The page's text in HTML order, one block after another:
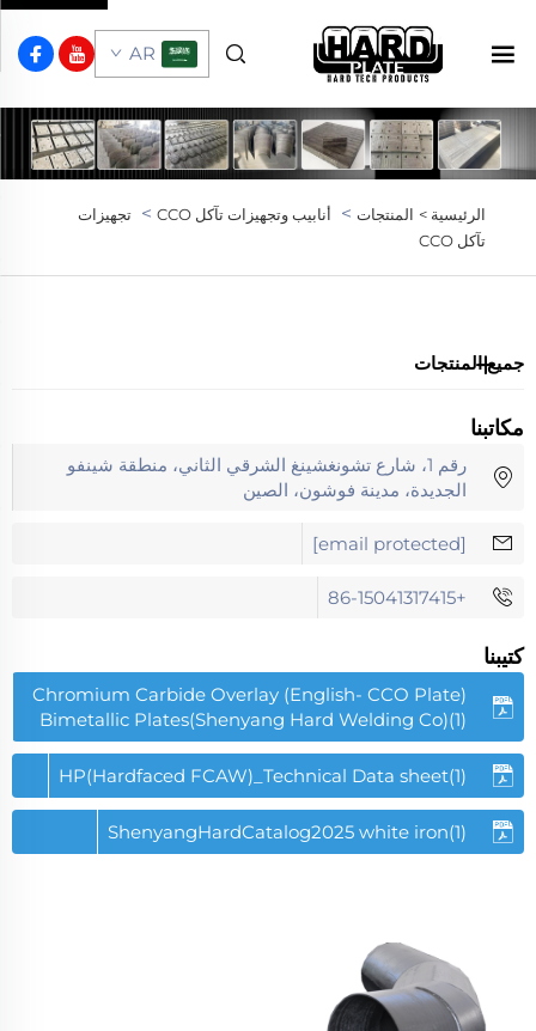
AR
الرئيسية > المنتجات> أنابيب وتجهيزات تآكل CCO > تجهيزات
تآكل CCO
جميع المنتجات
مكاتبنا
رقم 1، شارع تشونغشينغ الشرقي الثاني، منطقة شينفو
الجديدة، مدينة فوشون، الصين
[email protected]
+86-15041317415
كتيبنا
(English- CCO Plate) Chromium Carbide Overlay
Bimetallic Plates(Shenyang Hard Welding Co)(1)
HP(Hardfaced FCAW)_Technical Data sheet(1)
ShenyangHardCatalog2025 white iron(1)